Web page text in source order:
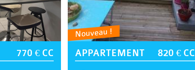
770 € CC
Nouveau !
APPARTEMENT 820 € CC